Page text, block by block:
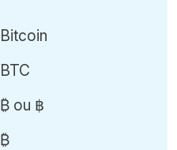
Bitcoin
BTC
₿ ou ฿
₿